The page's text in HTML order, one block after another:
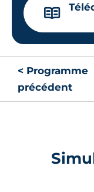
📖
< Programme
précédent